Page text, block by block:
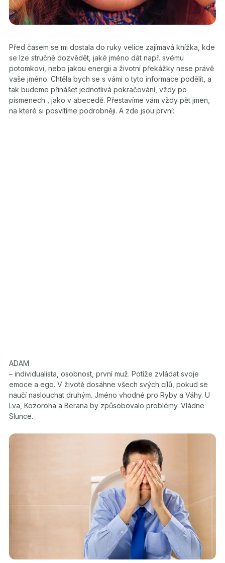
Před časem se mi dostala do ruky velice zajímavá knížka, kde
se lze stručně dozvědět, jaké jméno dát např. svému
potomkovi, nebo jakou energii a životní překážky nese právě
vaše jméno. Chtěla bych se s vámi o tyto informace podělit, a
tak budeme přinášet jednotlivá pokračování, vždy po
písmenech , jako v abecedě. Přestavíme vám vždy pět jmen,
na které si posvítíme podrobněji. A zde jsou první:
ADAM
– individualista, osobnost, první muž. Potíže zvládat svoje
emoce a ego. V životě dosáhne všech svých cílů, pokud se
naučí naslouchat druhým. Jméno vhodné pro Ryby a Váhy. U
Lva, Kozoroha a Berana by způsobovalo problémy. Vládne
Slunce.